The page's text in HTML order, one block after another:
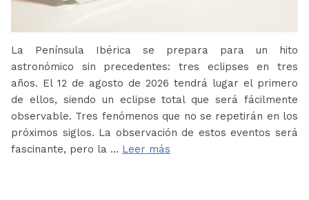
La Península Ibérica se prepara para un hito
astronómico sin precedentes: tres eclipses en tres
años. El 12 de agosto de 2026 tendrá lugar el primero
de ellos, siendo un eclipse total que será fácilmente
observable. Tres fenómenos que no se repetirán en los
próximos siglos. La observación de estos eventos será
fascinante, pero la … Leer más